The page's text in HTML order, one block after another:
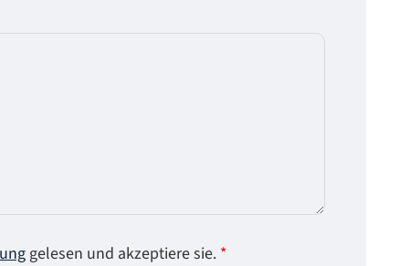
gelesen und akzeptiere sie. *